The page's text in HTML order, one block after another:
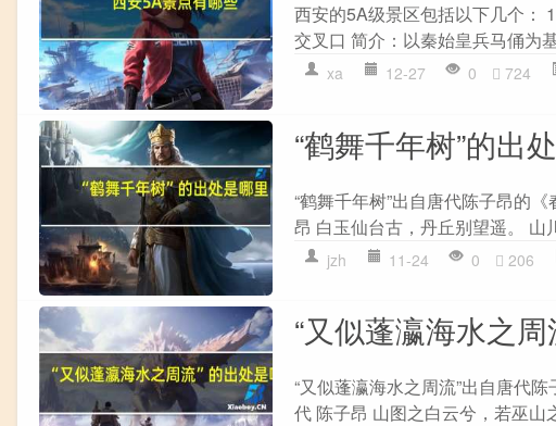
西安的5A级景区包括以下几个：
交叉口 简介：以秦始皇兵马俑为
xa 12-27 0 724
“鹤舞千年树”的出
“鹤舞千年树”出自唐代陈子昂的
昂 白玉仙台古，丹丘别望遥。 山
jzh 11-24 0 206
“又似蓬瀛海水之
“又似蓬瀛海水之周流”出自唐代
代 陈子昂 山图之白云兮，若巫山